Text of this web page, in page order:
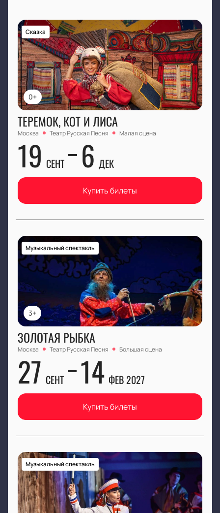
подскажет свободные позиции и ответит на
любые вопросы.
Цена зависит от выбранного сектора. Все
подробности о стоимости и наличии мест вы
найдете на сайте. Приходите за вдохновением и
наслаждайтесь живым исполнением!
0+
Сказка
ТЕРЕМОК, КОТ И ЛИСА
Москва Театр Русская Песня Малая сцена
19 СЕНТ 6 ДЕК
Купить билеты
3+
Музыкальный спектакль
ЗОЛОТАЯ РЫБКА
Москва Театр Русская Песня Большая сцена
27 СЕНТ 14 ФЕВ 2027
Купить билеты
Музыкальный спектакль